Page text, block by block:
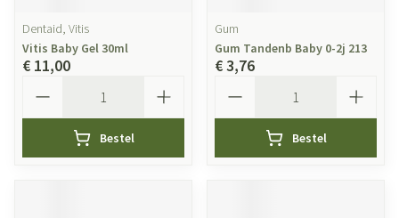
Dentaid, Vitis
Vitis Baby Gel 30ml
€ 11,00
Bestel
Gum
Gum Tandenb Baby 0-2j 213
€ 3,76
Bestel